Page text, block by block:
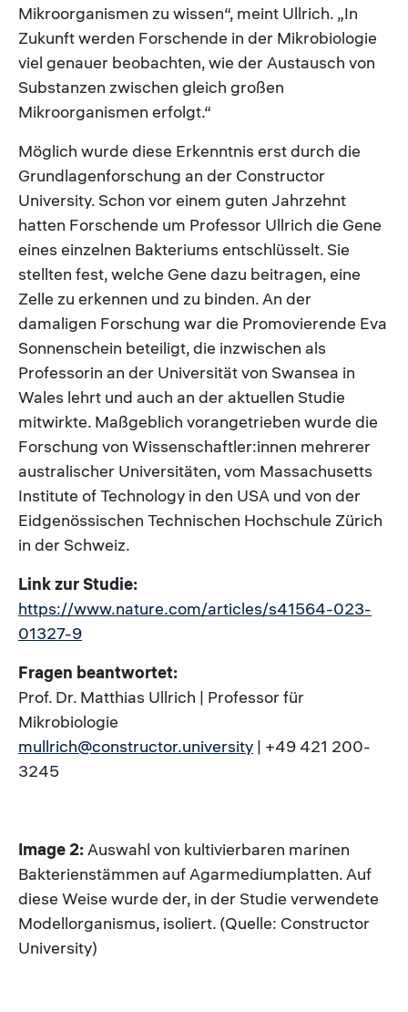
Mikroorganismen zu wissen“, meint Ullrich. „In
Zukunft werden Forschende in der Mikrobiologie
viel genauer beobachten, wie der Austausch von
Substanzen zwischen gleich großen
Mikroorganismen erfolgt.“
Möglich wurde diese Erkenntnis erst durch die
Grundlagenforschung an der Constructor
University. Schon vor einem guten Jahrzehnt
hatten Forschende um Professor Ullrich die Gene
eines einzelnen Bakteriums entschlüsselt. Sie
stellten fest, welche Gene dazu beitragen, eine
Zelle zu erkennen und zu binden. An der
damaligen Forschung war die Promovierende Eva
Sonnenschein beteiligt, die inzwischen als
Professorin an der Universität von Swansea in
Wales lehrt und auch an der aktuellen Studie
mitwirkte. Maßgeblich vorangetrieben wurde die
Forschung von Wissenschaftler:innen mehrerer
australischer Universitäten, vom Massachusetts
Institute of Technology in den USA und von der
Eidgenössischen Technischen Hochschule Zürich
in der Schweiz.
Link zur Studie:
https://www.nature.com/articles/s41564-023-
01327-9
Fragen beantwortet:
Prof. Dr. Matthias Ullrich | Professor für
Mikrobiologie
mullrich@constructor.university | +49 421 200-
3245
Image 2:Auswahl von kultivierbaren marinen
Bakterienstämmen auf Agarmediumplatten. Auf
diese Weise wurde der, in der Studie verwendete
Modellorganismus, isoliert. (Quelle: Constructor
University)